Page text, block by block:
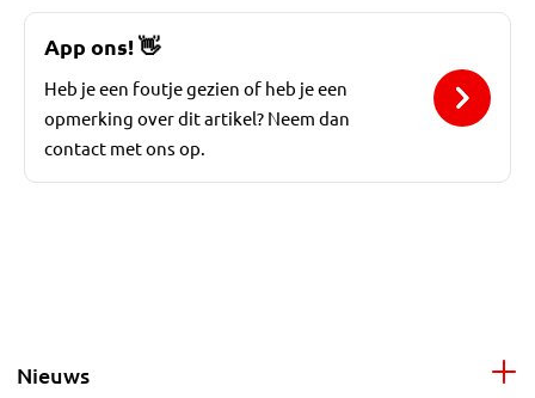
App ons!👋
Heb je een foutje gezien of heb je een
opmerking over dit artikel? Neem dan
contact met ons op.
Nieuws